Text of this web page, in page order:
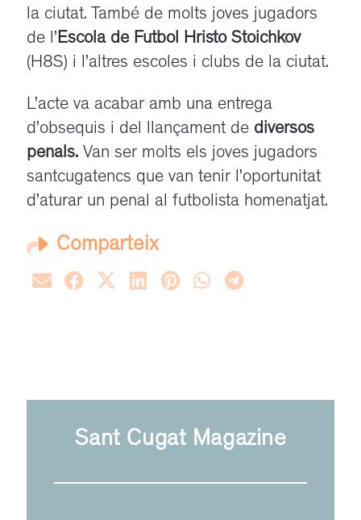
la ciutat. També de molts joves jugadors
de l’Escola de Futbol Hristo Stoichkov
(H8S) i l’altres escoles i clubs de la ciutat.
L’acte va acabar amb una entrega
d’obsequis i del llançament de diversos
penals. Van ser molts els joves jugadors
santcugatencs que van tenir l’oportunitat
d’aturar un penal al futbolista homenatjat.
Comparteix
Sant Cugat Magazine